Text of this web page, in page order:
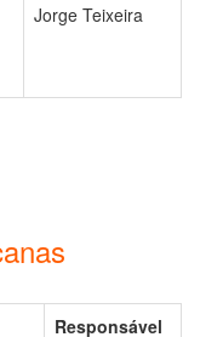
Jorge Teixeira
Responsável